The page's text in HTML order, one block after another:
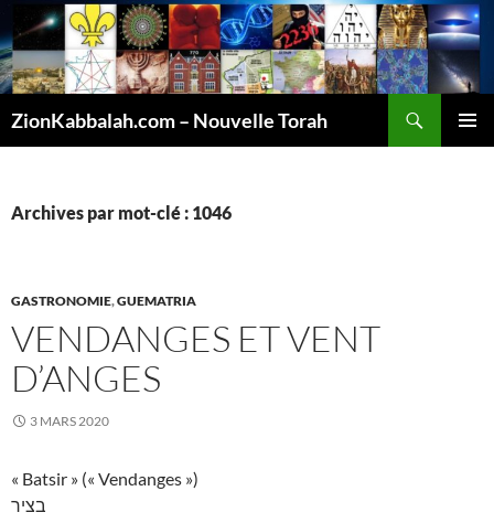
ZionKabbalah.com – Nouvelle Torah
Archives par mot-clé : 1046
GASTRONOMIE,GUEMATRIA
VENDANGES ET VENT
D’ANGES
3 MARS 2020
« Batsir » (« Vendanges »)
בציר